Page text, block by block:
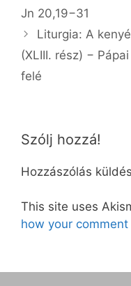
Jn 20,19−31
Liturgia: A
(XLIII. rész) −
felé
Szólj hozzá!
Hozzászólás
This site uses
how your